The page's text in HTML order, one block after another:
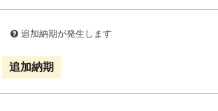
追加納期が発生します
追加納期